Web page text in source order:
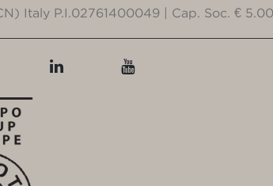
Italy P.I.02761400049 | Cap. Soc. €